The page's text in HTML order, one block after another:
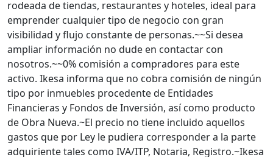
rodeada de tiendas, restaurantes y hoteles, ideal para
emprender cualquier tipo de negocio con gran
visibilidad y flujo constante de personas.~~Si desea
ampliar información no dude en contactar con
nosotros.~~0% comisión a compradores para este
activo. Ikesa informa que no cobra comisión de ningún
tipo por inmuebles procedente de Entidades
Financieras y Fondos de Inversión, así como producto
de Obra Nueva.~El precio no tiene incluido aquellos
gastos que por Ley le pudiera corresponder a la parte
adquiriente tales como IVA/ITP, Notaria, Registro.~Ikesa